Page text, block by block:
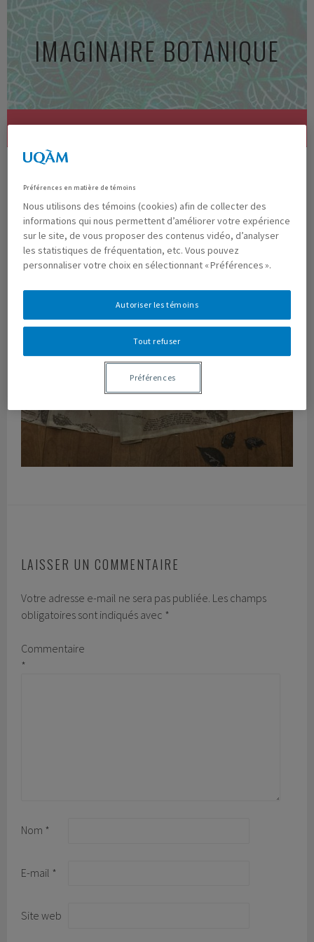
contenu
principalIMAGINAIRE BOTANIQUE
MENU
10 PHOTO13
Previous Next
Publiémai 13, 2021 à1024 × 768dans Exposition virtuelle
LAISSER UN COMMENTAIRE
Votre adresse e-mail ne sera pas publiée. Les champs
obligatoires sont indiqués avec *
Commentaire
*
Nom *
E-mail *
Site web
Préférences en matière de témoins
Nous utilisons des témoins (cookies) afin de collecter des
informations qui nous permettent d’améliorer votre expérience
sur le site, de vous proposer des contenus vidéo, d’analyser
les statistiques de fréquentation, etc. Vous pouvez
personnaliser votre choix en sélectionnant « Préférences ».
Tout refuser
Autoriser les témoins
Préférences